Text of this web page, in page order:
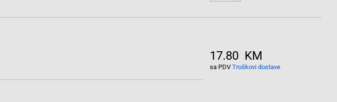
17.80 KM
sa PDV Troškovi dostave